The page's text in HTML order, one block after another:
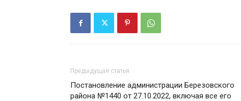
Предыдущая статья
Постановление администрации Березовского
района №1440 от 27.10.2022, включая все его